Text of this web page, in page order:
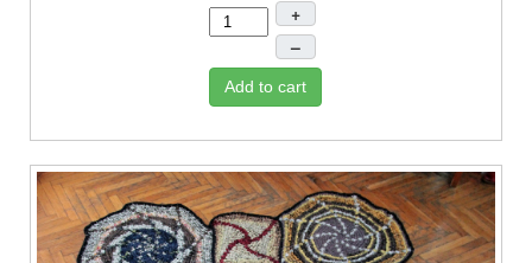
+
–
Add to cart